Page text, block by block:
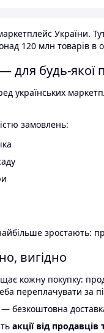
України.
120 млн товарів в
для будь-якої
українських
замовлень:
зростають:
вигідно
кожну покупку:
переплачувати за
безкоштовна
акції від